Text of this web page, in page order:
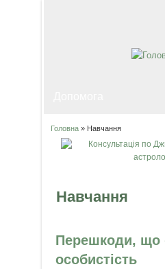
Ви є тут
Головна» Навчання
Навчання
Перешкоди,
особистість